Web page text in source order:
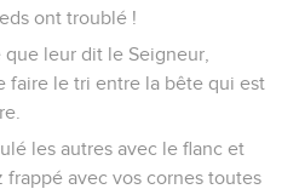
ont troublé !
leur dit le Seigneur,
faire le tri entre la bête qui est
les autres avec le flanc et
frappé avec vos cornes toutes